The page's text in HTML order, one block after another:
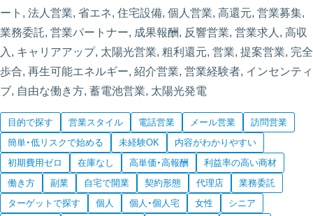
ート, 法人営業, 省エネ, 住宅設備, 個人営業, 高還元, 営業募集,
業務委託, 営業パートナー, 成果報酬, 反響営業, 営業求人, 高収
入, キャリアアップ, 太陽光営業, 粗利還元, 営業, 提案営業, 完全
歩合, 再生可能エネルギー, 紹介営業, 営業経験者, インセンティ
ブ, 自由な働き方, 蓄電池営業, 太陽光発電
目的で探す 営業スタイル 電話営業 メール営業
訪問営業
簡単・低リスクで始める
未経験OK
内容がわかりやすい
初期費用ゼロ
在庫なし 高単価・高報酬
利益率の高い商材
働き方
副業 自宅で開業 契約形態 代理店
業務委託
ターゲットで探す
個人 個人・個人宅 女性
シニア